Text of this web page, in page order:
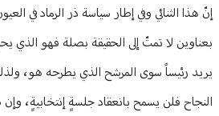
إنّ هذا الثنائي وفي إطار سياسة ذر الرماد في
بعناوين لا تمتّ إلى الحقيقة بصلة فهو الذي
يريد رئيساً سوى المرشح الذي يطرحه هو،
النجاح فلن يسمح بانعقاد جلسةٍ إنتخابيةٍ،